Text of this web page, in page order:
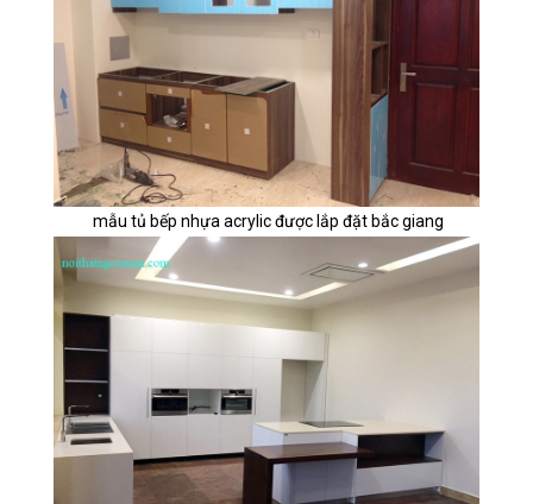
mẫu tủ bếp nhựa acrylic được lắp đặt bắc giang